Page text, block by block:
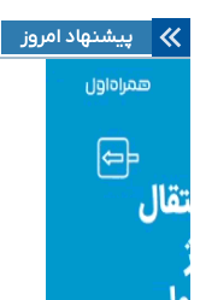
پیشنهاد امروز